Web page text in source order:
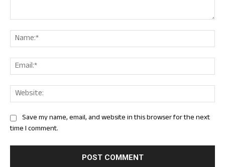
Save my name, email, and website in this browser for the next
time I comment.